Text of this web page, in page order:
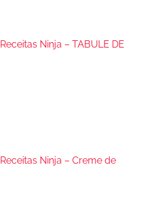
Receitas Ninja – TABULE DE
Receitas Ninja – Creme de